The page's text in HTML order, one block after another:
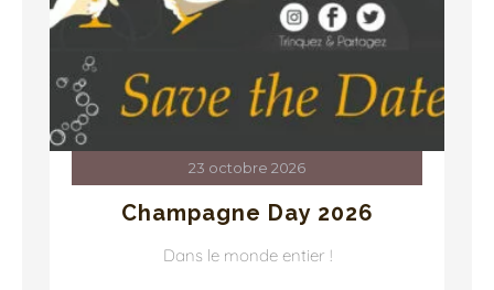
23 octobre 2026
Champagne Day 2026
Dans le monde entier !